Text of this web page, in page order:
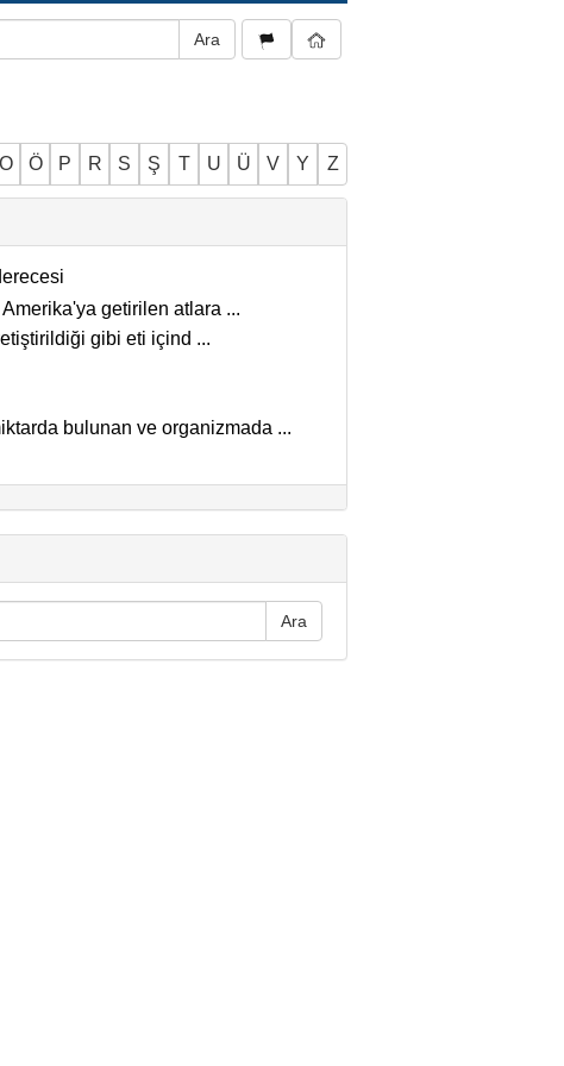
O Ö P R S Ş T U Ü V Y Z
Amerika'ya getirilen atlara ...
gibi eti içind ...
bulunan ve organizmada ...